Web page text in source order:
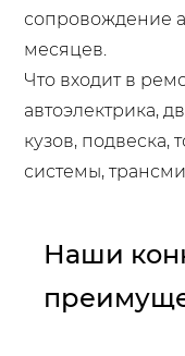
сопровождение
месяцев.
Что входит в
автоэлектрика,
кузов, подвеска,
системы,
Наши